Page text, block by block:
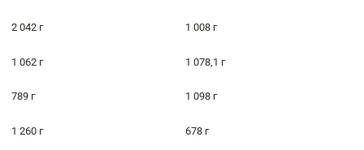
2 042 г 1 008 г
1 062 г 1 078,1 г
789 г 1 098 г
1 260 г 678 г